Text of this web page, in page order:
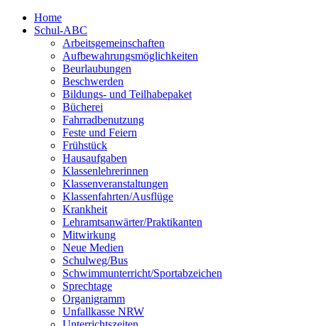
Home
Schul-ABC
Arbeitsgemeinschaften
Aufbewahrungsmöglichkeiten
Beurlaubungen
Beschwerden
Bildungs- und Teilhabepaket
Bücherei
Fahrradbenutzung
Feste und Feiern
Frühstück
Hausaufgaben
Klassenlehrerinnen
Klassenveranstaltungen
Klassenfahrten/Ausflüge
Krankheit
Lehramtsanwärter/Praktikanten
Mitwirkung
Neue Medien
Schulweg/Bus
Schwimmunterricht/Sportabzeichen
Sprechtage
Organigramm
Unfallkasse NRW